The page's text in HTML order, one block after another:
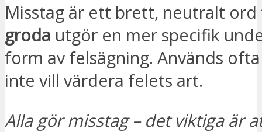
Misstag är ett brett, neutralt
groda utgör en mer specifik
form av felsägning. Används
inte vill värdera felets art.
Alla gör misstag – det viktiga är